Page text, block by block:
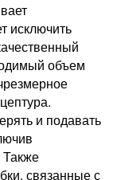
исключить
объем
и подавать
Также
связанные с